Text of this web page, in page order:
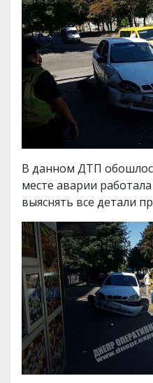
В данном ДТП
месте аварии
выяснять все детали